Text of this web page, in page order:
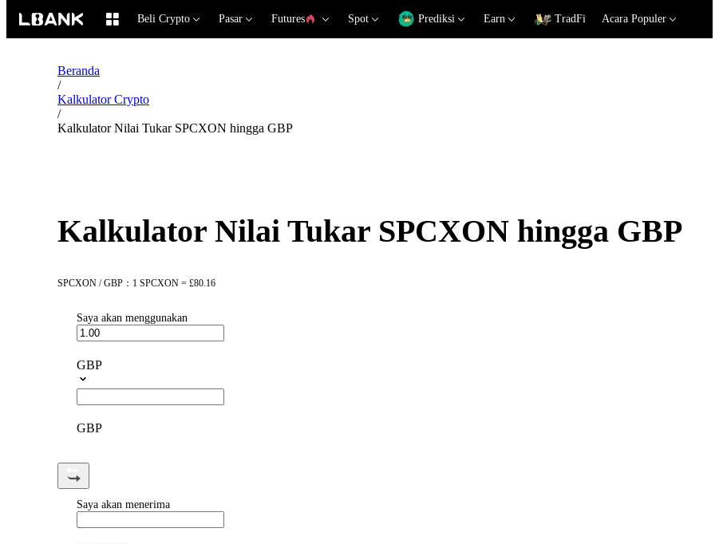
Beli Crypto Pasar Futures Spot Prediksi Earn TradFi Acara Populer
Beranda
/
Kalkulator Crypto
/
Kalkulator Nilai Tukar SPCXON hingga GBP
Kalkulator Nilai Tukar SPCXON hingga GBP
SPCXON / GBP：1 SPCXON = £80.16
Saya akan menggunakan
GBP
GBP
Saya akan menerima